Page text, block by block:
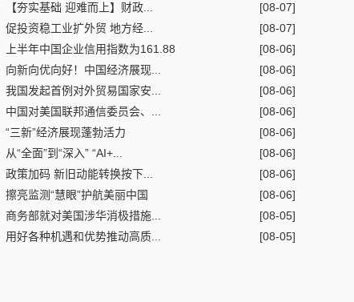
【夯实基础 迎难而上】财政...
[08-07]
促投资稳工业扩外贸 地方经...
[08-07]
上半年中国企业信用指数为161.88
[08-06]
向新向优向好！中国经济展现...
[08-06]
我国发起首例对外贸易国家安...
[08-06]
中国对美国联邦通信委员会、...
[08-06]
“三新”经济展现蓬勃活力
[08-06]
从“全面”到“深入” “AI+...
[08-06]
政策加码 新旧动能转换按下...
[08-06]
擦亮监测“慧眼”护航美丽中国
[08-06]
商务部就对美国涉华消极措施...
[08-05]
用好各种机遇和优势推动高质...
[08-05]